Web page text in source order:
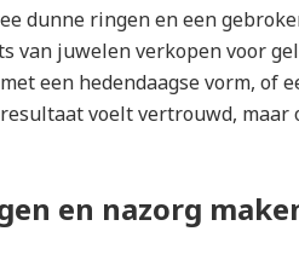
dunne ringen en een
van juwelen verkopen voor
een hedendaagse vorm, of
voelt vertrouwd, maar
en nazorg